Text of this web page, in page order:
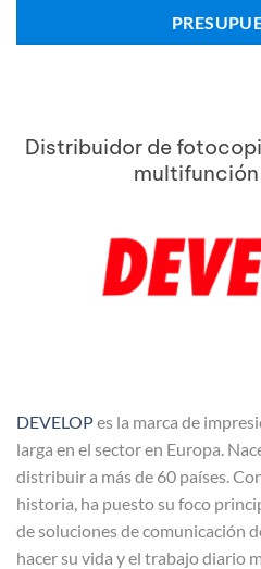
Distribuidor de
DEVELOPes la marca de
larga en el sector en Europa.
distribuir a más de 60 países.
historia, ha puesto su foco
de soluciones de comunicación
hacer su vida y el trabajo diario